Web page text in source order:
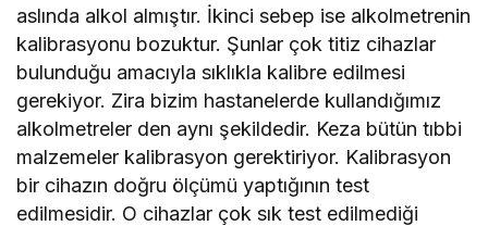
aslında alkol almıştır. İkinci sebep ise alkolmetrenin
kalibrasyonu bozuktur. Şunlar çok titiz cihazlar
bulunduğu amacıyla sıklıkla kalibre edilmesi
gerekiyor. Zira bizim hastanelerde kullandığımız
alkolmetreler den aynı şekildedir. Keza bütün tıbbi
malzemeler kalibrasyon gerektiriyor. Kalibrasyon
bir cihazın doğru ölçümü yaptığının test
edilmesidir. O cihazlar çok sık test edilmediği